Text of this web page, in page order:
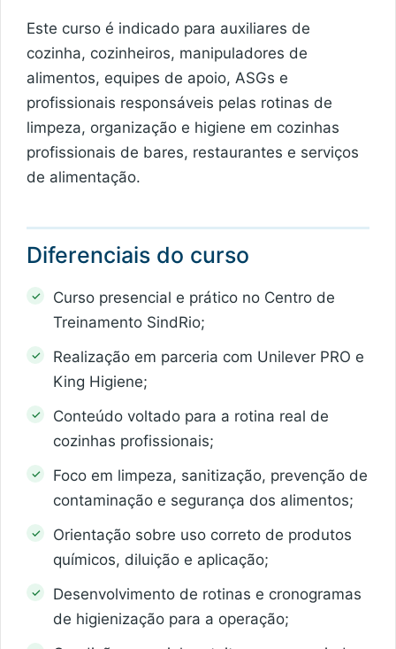
Este curso é indicado para auxiliares de
cozinha, cozinheiros, manipuladores de
alimentos, equipes de apoio, ASGs e
profissionais responsáveis pelas rotinas de
limpeza, organização e higiene em cozinhas
profissionais de bares, restaurantes e serviços
de alimentação.
Diferenciais do curso
Curso presencial e prático no Centro de
Treinamento SindRio;
Realização em parceria com Unilever PRO e
King Higiene;
Conteúdo voltado para a rotina real de
cozinhas profissionais;
Foco em limpeza, sanitização, prevenção de
contaminação e segurança dos alimentos;
Orientação sobre uso correto de produtos
químicos, diluição e aplicação;
Desenvolvimento de rotinas e cronogramas
de higienização para a operação;